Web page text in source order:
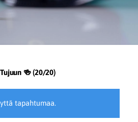
🍻 (20/20)
tapahtumaa.